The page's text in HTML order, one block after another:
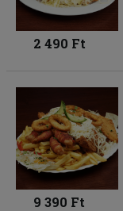
2 490 Ft
9 390 Ft